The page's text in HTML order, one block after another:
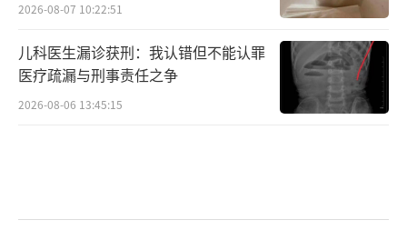
2026-08-07 10:22:51
儿科医生漏诊获刑：我认错但不能认罪
医疗疏漏与刑事责任之争
2026-08-06 13:45:15